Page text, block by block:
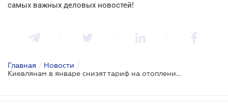
самых важных деловых новостей!
Главная / Новости /
Киевлянам в январе снизят тариф на отопление и горячую воду